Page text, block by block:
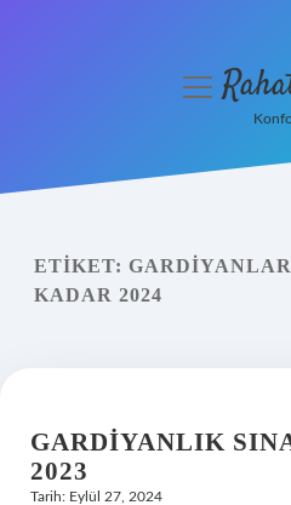
Yasal Uyarı
menüyü
ETIKET:
KADAR 2024
GARDIYANLIK
2023
Tarih: Eylül 27, 2024